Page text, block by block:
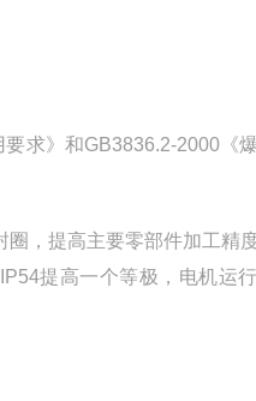
求》和GB3836.2-2000《
，提高主要零部件加工精
提高一个等极，电机运